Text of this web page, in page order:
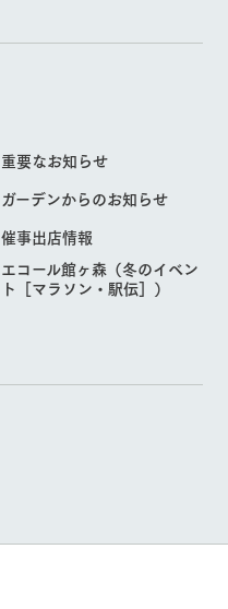
重要なお知らせ
ガーデンからのお知らせ
催事出店情報
エコール館ヶ森（冬のイベン
ト［マラソン・駅伝］）